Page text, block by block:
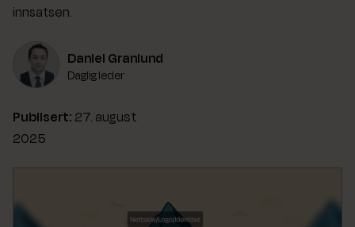
innsatsen.
Daniel Granlund
Daglig leder
Publisert: 27. august
2025